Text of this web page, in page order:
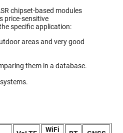
chipset-based modules
price-sensitive
specific application:
areas and very good
them in a database.
WiFi